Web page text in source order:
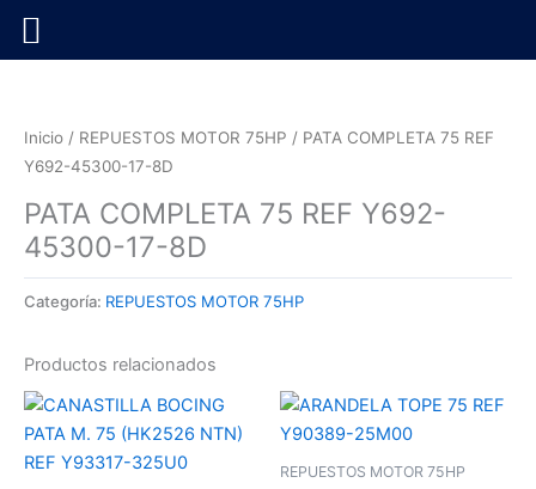
Inicio / REPUESTOS MOTOR 75HP / PATA COMPLETA 75 REF
Y692-45300-17-8D
PATA COMPLETA 75 REF Y692-
45300-17-8D
Categoría: REPUESTOS MOTOR 75HP
Productos relacionados
REPUESTOS MOTOR 75HP